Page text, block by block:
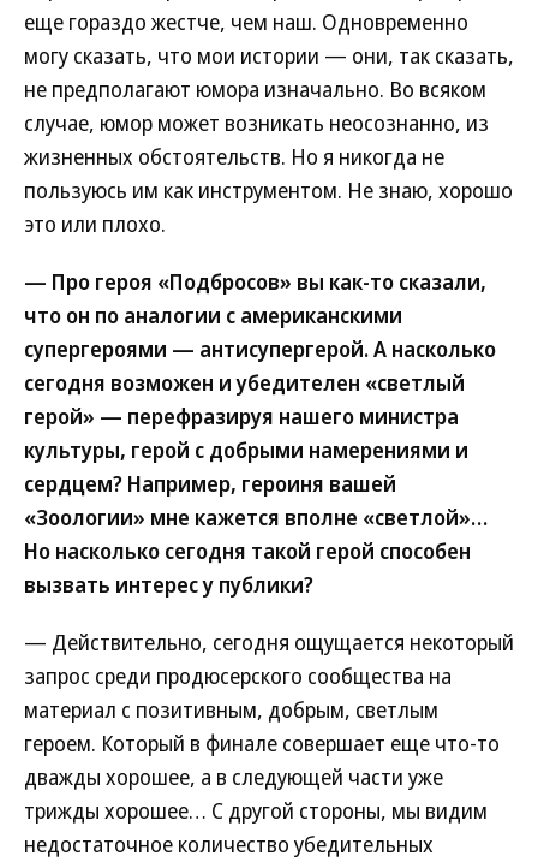
еще гораздо жестче, чем наш. Одновременно
могу сказать, что мои истории — они, так сказать,
не предполагают юмора изначально. Во всяком
случае, юмор может возникать неосознанно, из
жизненных обстоятельств. Но я никогда не
пользуюсь им как инструментом. Не знаю, хорошо
это или плохо.
— Про героя «Подбросов» вы как-то сказали,
что он по аналогии с американскими
супергероями — антисупергерой. А насколько
сегодня возможен и убедителен «светлый
герой» — перефразируя нашего министра
культуры, герой с добрыми намерениями и
сердцем? Например, героиня вашей
«Зоологии» мне кажется вполне «светлой»…
Но насколько сегодня такой герой способен
вызвать интерес у публики?
— Действительно, сегодня ощущается некоторый
запрос среди продюсерского сообщества на
материал с позитивным, добрым, светлым
героем. Который в финале совершает еще что-то
дважды хорошее, а в следующей части уже
трижды хорошее… С другой стороны, мы видим
недостаточное количество убедительных